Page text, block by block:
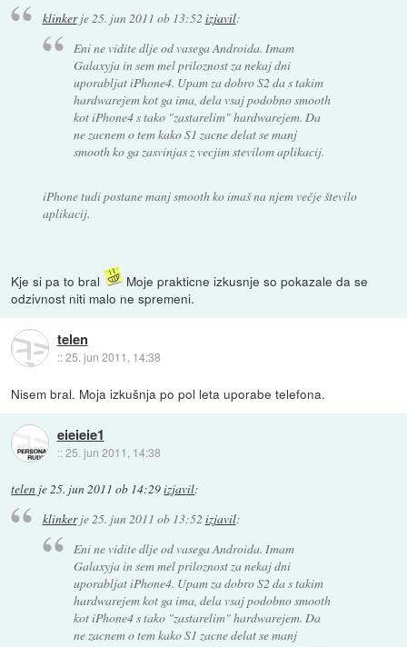
klinkerje25. jun 2011 ob 13:52 izjavil:
Eni ne vidite dlje od vasega Androida. Imam
Galaxyja in sem mel priloznost za nekaj dni
uporabljat iPhone4. Upam za dobro S2 da s takim
hardwarejem kot ga ima, dela vsaj podobno smooth
kot iPhone4 s tako "zastarelim" hardwarejem. Da
ne zacnem o tem kako S1 zacne delat se manj
smooth ko ga zasvinjas z vecjim stevilom aplikacij.
iPhone tudi postane manj smooth ko imaš na njem večje število
aplikacij.
Kje si pa to bral
Moje prakticne izkusnje so pokazale da se
odzivnost niti malo ne spremeni.
telen
::25. jun 2011, 14:38
Nisem bral. Moja izkušnja po pol leta uporabe telefona.
eieieie1
::25. jun 2011, 14:38
telen je25. jun 2011 ob 14:29izjavil:
klinkerje25. jun 2011 ob 13:52 izjavil:
Eni ne vidite dlje od vasega Androida. Imam
Galaxyja in sem mel priloznost za nekaj dni
uporabljat iPhone4. Upam za dobro S2 da s takim
hardwarejem kot ga ima, dela vsaj podobno smooth
kot iPhone4 s tako "zastarelim" hardwarejem. Da
ne zacnem o tem kako S1 zacne delat se manj